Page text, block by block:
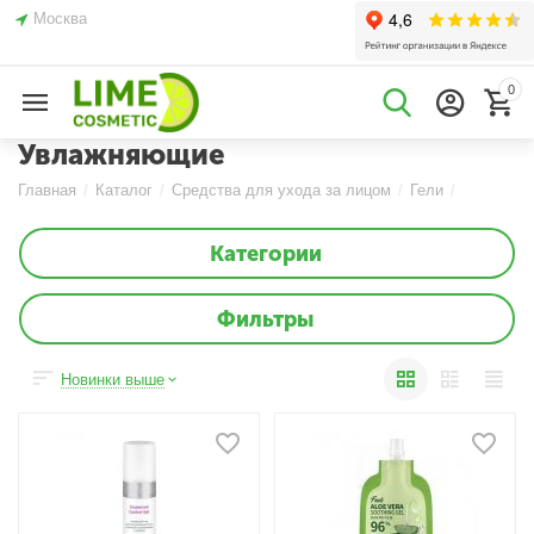
Москва
0
Увлажняющие
Главная / Каталог / Средства для ухода за лицом / Гели /
Категории
Фильтры
Новинки выше